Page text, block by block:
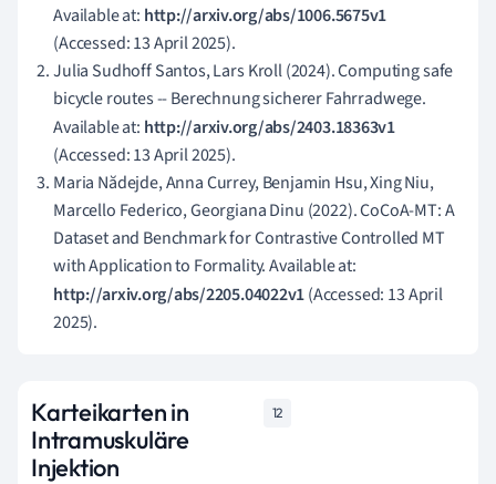
Available at: http://arxiv.org/abs/1006.5675v1
(Accessed: 13 April 2025).
Julia Sudhoff Santos, Lars Kroll (2024). Computing safe
bicycle routes -- Berechnung sicherer Fahrradwege.
Available at: http://arxiv.org/abs/2403.18363v1
(Accessed: 13 April 2025).
Maria Nădejde, Anna Currey, Benjamin Hsu, Xing Niu,
Marcello Federico, Georgiana Dinu (2022). CoCoA-MT: A
Dataset and Benchmark for Contrastive Controlled MT
with Application to Formality. Available at:
http://arxiv.org/abs/2205.04022v1(Accessed: 13 April
2025).
Karteikarten in
Intramuskuläre
Injektion
12